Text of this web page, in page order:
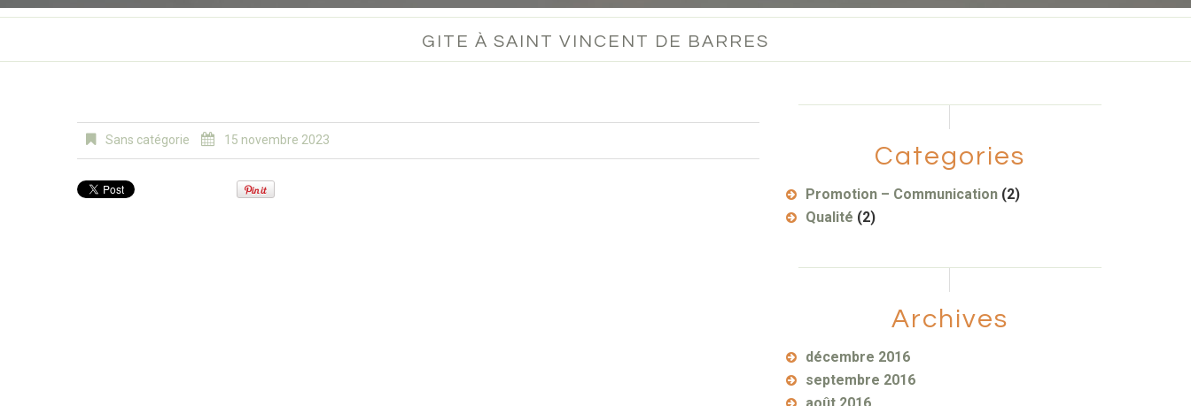
GITE À SAINT VINCENT DE BARRES
Sans catégorie 15 novembre 2023
Categories
Promotion – Communication (2)
Qualité (2)
Archives
décembre 2016
septembre 2016